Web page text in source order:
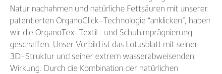
Natur nachahmen und natürliche Fettsäuren mit unserer
patentierten OrganoClick-Technologie “anklicken”, haben
wir die OrganoTex-Textil- und Schuhimprägnierung
geschaffen. Unser Vorbild ist das Lotusblatt mit seiner
3D-Struktur und seiner extrem wasserabweisenden
Wirkung. Durch die Kombination der natürlichen